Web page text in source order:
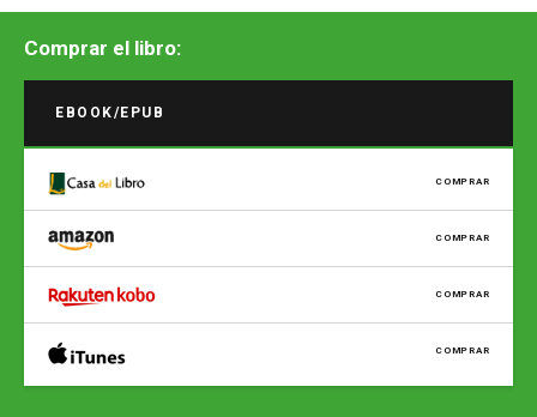
Comprar el libro:
EBOOK/EPUB
COMPRAR
COMPRAR
COMPRAR
COMPRAR